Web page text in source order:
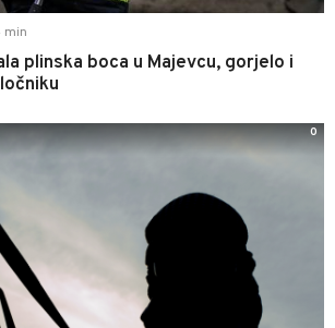
min
plinska boca u Majevcu, gorjelo i
0